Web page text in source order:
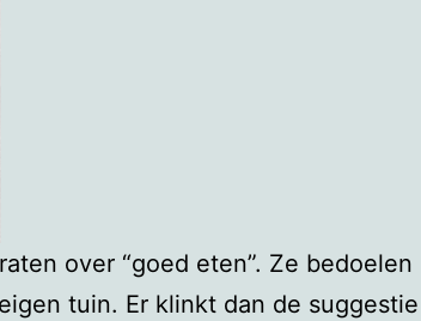
over “goed eten”. Ze bedoelen
tuin. Er klinkt dan de suggestie